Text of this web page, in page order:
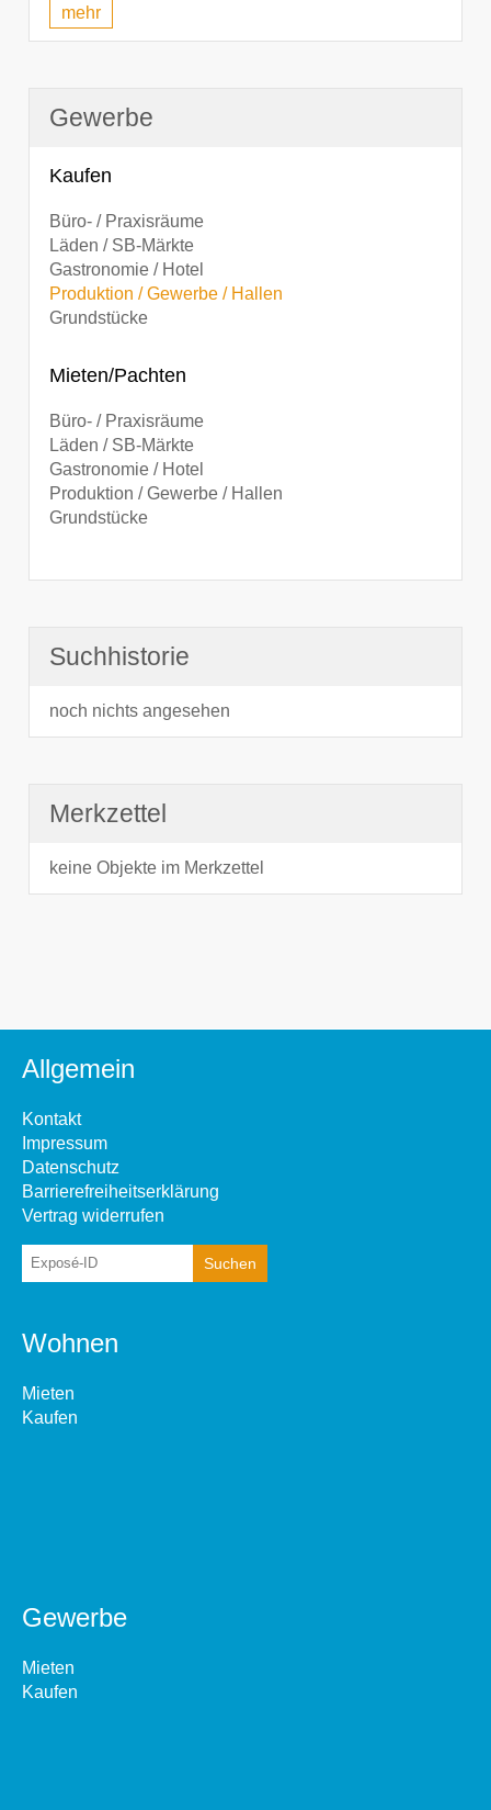
mehr
Gewerbe
Kaufen
Büro- / Praxisräume
Läden / SB-Märkte
Gastronomie / Hotel
Produktion / Gewerbe / Hallen
Grundstücke
Mieten/Pachten
Büro- / Praxisräume
Läden / SB-Märkte
Gastronomie / Hotel
Produktion / Gewerbe / Hallen
Grundstücke
Suchhistorie
noch nichts angesehen
Merkzettel
keine Objekte im Merkzettel
Allgemein
Kontakt
Impressum
Datenschutz
Barrierefreiheitserklärung
Vertrag widerrufen
Wohnen
Mieten
Kaufen
Gewerbe
Mieten
Kaufen